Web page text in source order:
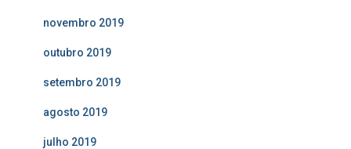
novembro 2019
outubro 2019
setembro 2019
agosto 2019
julho 2019